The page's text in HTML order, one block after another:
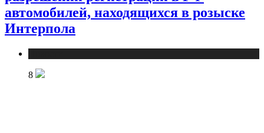
автомобилей, находящихся в розыске
Интерпола
8